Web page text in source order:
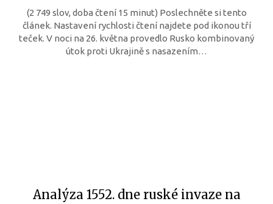
(2 749 slov, doba čtení 15 minut) Poslechněte si tento
článek. Nastavení rychlosti čtení najdete pod ikonou tří
teček. V noci na 26. května provedlo Rusko kombinovaný
útok proti Ukrajině s nasazením…
Analýza 1552. dne ruské invaze na